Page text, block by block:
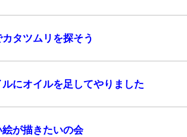
タツムリを探そう
ルにオイルを足してやりました
が描きたいの会